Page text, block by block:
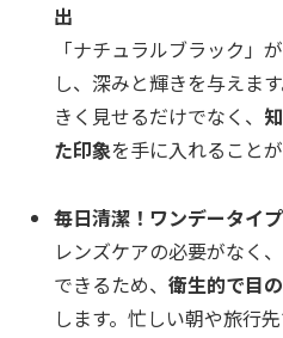
出
「ナチュラルブラック」
し、深みと輝きを与えま
きく見せるだけでなく、
た印象を手に入れることが
毎日清潔！ワンデータイ
レンズケアの必要がなく
できるため、衛生的で目
します。忙しい朝や旅行